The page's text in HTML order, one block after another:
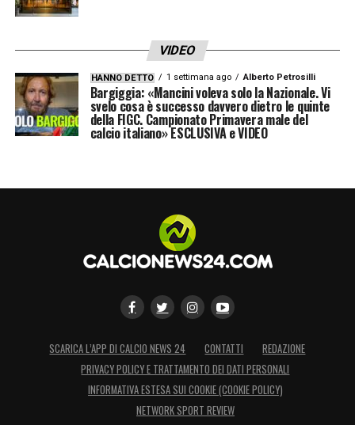
VIDEO
HANNO DETTO 1 settimana ago Alberto Petrosilli
Bargiggia: «Mancini voleva solo la Nazionale. Vi
svelo cosa è successo davvero dietro le quinte
della FIGC. Campionato Primavera male del
calcio italiano» ESCLUSIVA e VIDEO
SCARICA L’APP DI CALCIO NEWS 24 CONTATTI
REDAZIONE
PRIVACY POLICY E TRATTAMENTO DEI DATI PERSONALI
INFORMATIVA ESTESA SUI COOKIE (COOKIE POLICY)
NETWORK SPORT REVIEW